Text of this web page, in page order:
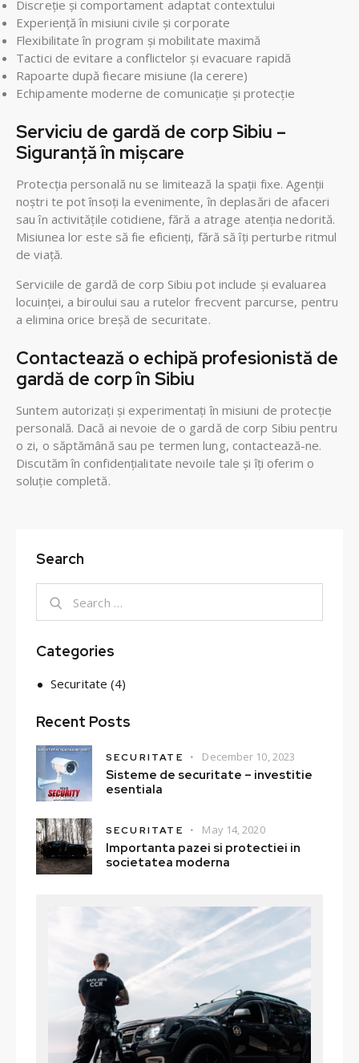
Discreție și comportament adaptat contextului
Experiență în misiuni civile și corporate
Flexibilitate în program și mobilitate maximă
Tactici de evitare a conflictelor și evacuare rapidă
Rapoarte după fiecare misiune (la cerere)
Echipamente moderne de comunicație și protecție
Serviciu de gardă de corp Sibiu –
Siguranță în mișcare
Protecția personală nu se limitează la spații fixe. Agenții
noștri te pot însoți la evenimente, în deplasări de afaceri
sau în activitățile cotidiene, fără a atrage atenția nedorită.
Misiunea lor este să fie eficienți, fără să îți perturbe ritmul
de viață.
Serviciile de gardă de corp Sibiu pot include și evaluarea
locuinței, a biroului sau a rutelor frecvent parcurse, pentru
a elimina orice breșă de securitate.
Contactează o echipă profesionistă de
gardă de corp în Sibiu
Suntem autorizați și experimentați în misiuni de protecție
personală. Dacă ai nevoie de o gardă de corp Sibiu pentru
o zi, o săptămână sau pe termen lung, contactează-ne.
Discutăm în confidențialitate nevoile tale și îți oferim o
soluție completă.
Search
Categories
Securitate (4)
Recent Posts
SECURITATE December 10, 2023
Sisteme de securitate – investitie
esentiala
SECURITATE May 14, 2020
Importanta pazei si protectiei in
societatea moderna